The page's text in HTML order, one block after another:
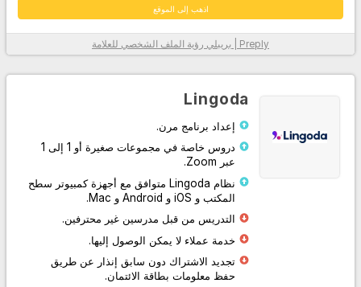
اذهب إلى الموقع
Preply | بريبلي رؤية الملف الشخصي للعلامة
Lingoda
إعداد برنامج مرن.
دروس خاصة في مجموعات صغيرة أو 1 إلى 1
عبر Zoom.
نظام Lingoda متوافق مع أجهزة كمبيوتر سطح
المكتب و iOS و Android و Mac.
التدريس من قبل مدرسين غير محترفين.
خدمة عملاء لا يمكن الوصول إليها.
تجديد الاشتراك دون سابق إنذار عن طريق
حفظ معلومات بطاقة الائتمان.